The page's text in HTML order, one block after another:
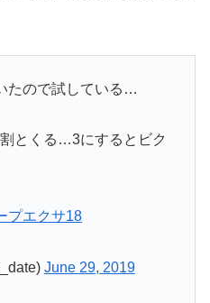
たので試している…
とくる…3にするとビク
プエクサ18
June 29, 2019